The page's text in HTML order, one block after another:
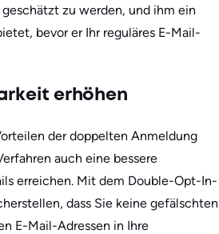
zu werden, und ihm ein
bevor er Ihr reguläres E-Mail-
erhöhen
der doppelten Anmeldung
auch eine bessere
erreichen. Mit dem Double-Opt-In-
dass Sie keine gefälschten
E-Mail-Adressen in Ihre